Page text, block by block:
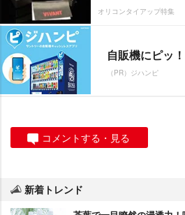
オリコンタイアップ特集
自販機にピッ
（PR）ジハンピ
コメントする・見る
新着トレンド